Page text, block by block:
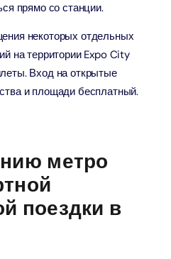
прямо со станции.
некоторых отдельных
на территории Expo City
Вход на открытые
и площади бесплатный.
метро
поездки в